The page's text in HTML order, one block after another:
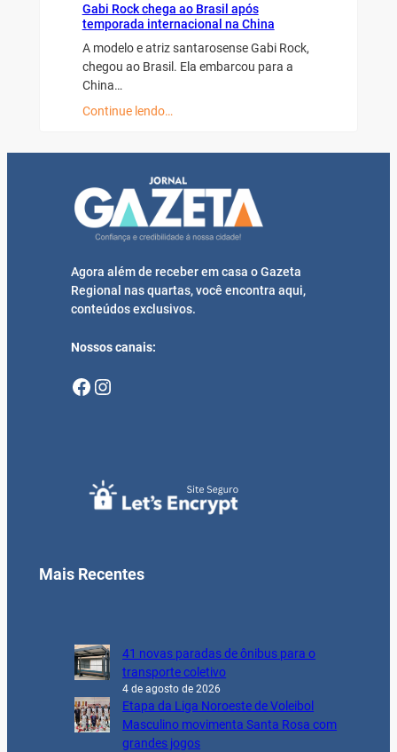
Gabi Rock chega ao Brasil após
temporada internacional na China
A modelo e atriz santarosense Gabi Rock,
chegou ao Brasil. Ela embarcou para a
China…
Continue lendo…
Agora além de receber em casa o Gazeta
Regional nas quartas, você encontra aqui,
conteúdos exclusivos.
Nossos canais:
Facebook Instagram
Mais Recentes
41 novas paradas de ônibus para o
transporte coletivo
4 de agosto de 2026
Etapa da Liga Noroeste de Voleibol
Masculino movimenta Santa Rosa com
grandes jogos